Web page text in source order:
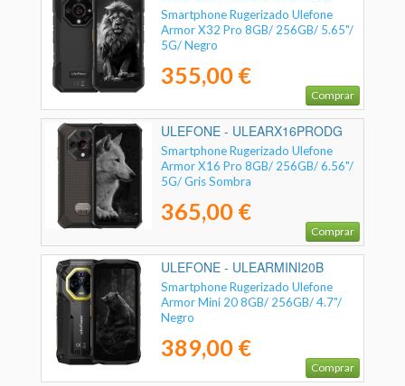
Smartphone Rugerizado Ulefone
Armor X32 Pro 8GB/ 256GB/ 5.65"/
5G/ Negro
355,00 €
Comprar
ULEFONE - ULEARX16PRODG
Smartphone Rugerizado Ulefone
Armor X16 Pro 8GB/ 256GB/ 6.56"/
5G/ Gris Sombra
365,00 €
Comprar
ULEFONE - ULEARMINI20B
Smartphone Rugerizado Ulefone
Armor Mini 20 8GB/ 256GB/ 4.7"/
Negro
389,00 €
Comprar